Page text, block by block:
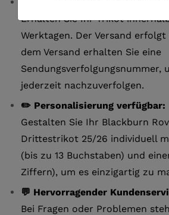
Erhalten Sie Ihr Trikot
Werktagen. Der Versand
dem Versand erhalten Sie eine
Sendungsverfolgungsnummer,
jederzeit nachzuverfolgen.
✏️ Personalisierung verfügbar:
Gestalten Sie Ihr Blackburn
Drittestrikot 25/26 individuell
(bis zu 13 Buchstaben) und
Ziffern), um es einzigartig zu
💬 Hervorragender
Bei Fragen oder Problemen